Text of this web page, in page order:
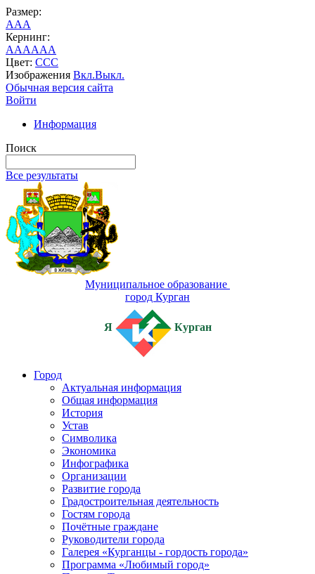
Размер:
AAA
Кернинг:
AAAAAA
Цвет: CCC
Изображения Вкл.Выкл.
Обычная версия сайта
Войти
Информация
Поиск
Все результаты
Муниципальное образование
город Курган
Я Курган
Город
Актуальная информация
Общая информация
История
Устав
Символика
Экономика
Инфографика
Организации
Развитие города
Градостроительная деятельность
Гостям города
Почётные граждане
Руководители города
Галерея «Курганцы - гордость города»
Программа «Любимый город»